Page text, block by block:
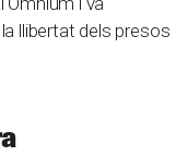
llibertat dels presos